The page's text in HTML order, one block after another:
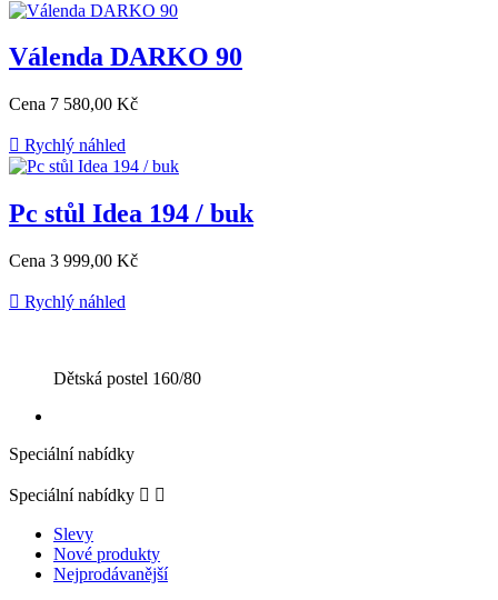
Válenda DARKO 90
Cena 7 580,00 Kč
 Rychlý náhled
Pc stůl Idea 194 / buk
Cena 3 999,00 Kč
 Rychlý náhled
Dětská postel 160/80
Speciální nabídky
Speciální nabídky  
Slevy
Nové produkty
Nejprodávanější